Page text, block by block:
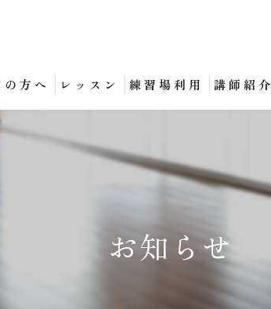
方へ レッスン 練習場利用 講師紹介
お知らせ